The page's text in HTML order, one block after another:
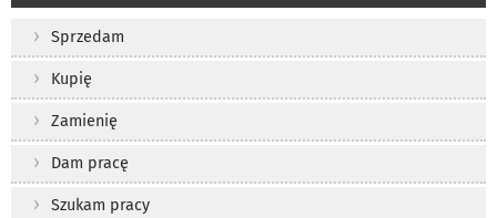
Sprzedam
Kupię
Zamienię
Dam pracę
Szukam pracy